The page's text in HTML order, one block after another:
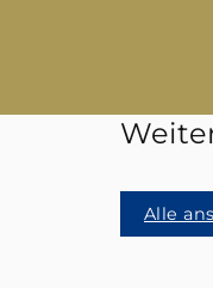
Alle